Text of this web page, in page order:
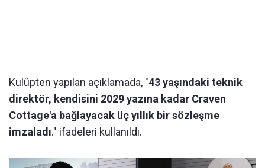
Kulüpten yapılan açıklamada, "43 yaşındaki teknik
direktör, kendisini 2029 yazına kadar Craven
Cottage'a bağlayacak üç yıllık bir sözleşme
imzaladı." ifadeleri kullanıldı.